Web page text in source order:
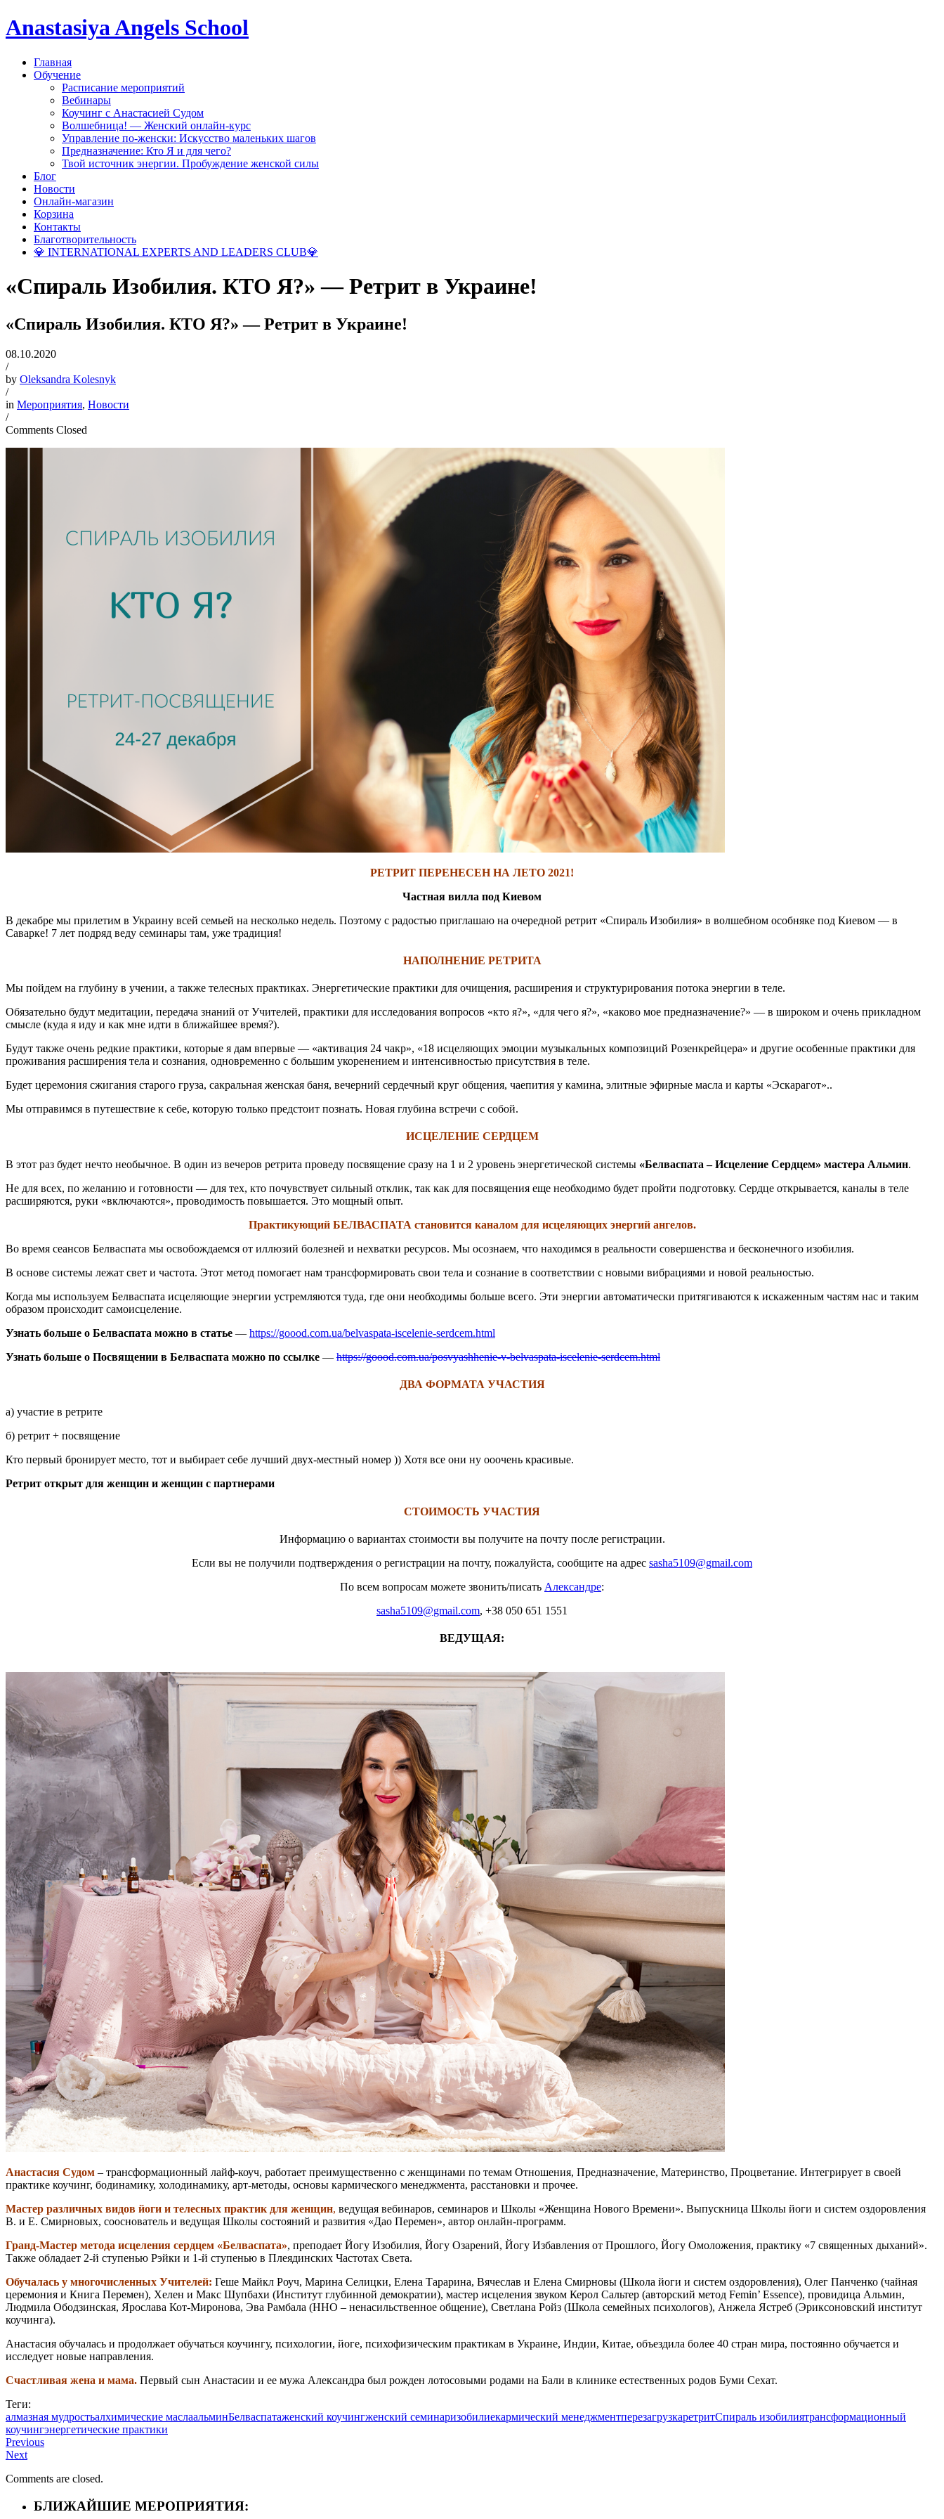
Anastasiya Angels School
Главная
Обучение
Расписание мероприятий
Вебинары
Коучинг с Анастасией Судом
Волшебница! — Женский онлайн-курс
Управление по-женски: Искусство маленьких шагов
Предназначение: Кто Я и для чего?
Твой источник энергии. Пробуждение женской силы
Блог
Новости
Онлайн-магазин
Корзина
Контакты
Благотворительность
💎 INTERNATIONAL EXPERTS AND LEADERS CLUB💎
«Спираль Изобилия. КТО Я?» — Ретрит в Украине!
«Спираль Изобилия. КТО Я?» — Ретрит в Украине!
08.10.2020
/
by Oleksandra Kolesnyk
/
in Мероприятия, Новости
/
Comments Closed
РЕТРИТ ПЕРЕНЕСЕН НА ЛЕТО 2021!
Частная вилла под Киевом
В декабре мы прилетим в Украину всей семьей на несколько недель. Поэтому с радостью приглашаю на очередной ретрит «Спираль Изобилия» в волшебном особняке под Киевом — в
Саварке! 7 лет подряд веду семинары там, уже традиция!
НАПОЛНЕНИЕ РЕТРИТА
Мы пойдем на глубину в учении, а также телесных практиках. Энергетические практики для очищения, расширения и структурирования потока энергии в теле.
Обязательно будут медитации, передача знаний от Учителей, практики для исследования вопросов «кто я?», «для чего я?», «каково мое предназначение?» — в широком и очень прикладном
смысле (куда я иду и как мне идти в ближайшее время?).
Будут также очень редкие практики, которые я дам впервые — «активация 24 чакр», «18 исцеляющих эмоции музыкальных композиций Розенкрейцера» и другие особенные практики для
проживания расширения тела и сознания, одновременно с большим укоренением и интенсивностью присутствия в теле.
Будет церемония сжигания старого груза, сакральная женская баня, вечерний сердечный круг общения, чаепития у камина, элитные эфирные масла и карты «Эскарагот»..
Мы отправимся в путешествие к себе, которую только предстоит познать. Новая глубина встречи с собой.
ИСЦЕЛЕНИЕ СЕРДЦЕМ
В этот раз будет нечто необычное. В один из вечеров ретрита проведу посвящение сразу на 1 и 2 уровень энергетической системы «Белваспата – Исцеление Сердцем» мастера Альмин.
Не для всех, по желанию и готовности — для тех, кто почувствует сильный отклик, так как для посвящения еще необходимо будет пройти подготовку. Сердце открывается, каналы в теле
расширяются, руки «включаются», проводимость повышается. Это мощный опыт.
Практикующий БЕЛВАСПАТА становится каналом для исцеляющих энергий ангелов.
Во время сеансов Белваспата мы освобождаемся от иллюзий болезней и нехватки ресурсов. Мы осознаем, что находимся в реальности совершенства и бесконечного изобилия.
В основе системы лежат свет и частота. Этот метод помогает нам трансформировать свои тела и сознание в соответствии с новыми вибрациями и новой реальностью.
Когда мы используем Белваспата исцеляющие энергии устремляются туда, где они необходимы больше всего. Эти энергии автоматически притягиваются к искаженным частям нас и таким
образом происходит самоисцеление.
Узнать больше о Белваспата можно в статье — https://goood.com.ua/belvaspata-iscelenie-serdcem.html
Узнать больше о Посвящении в Белваспата можно по ссылке — https://goood.com.ua/posvyashhenie-v-belvaspata-iscelenie-serdcem.html
ДВА ФОРМАТА УЧАСТИЯ
а) участие в ретрите
б) ретрит + посвящение
Кто первый бронирует место, тот и выбирает себе лучший двух-местный номер )) Хотя все они ну ооочень красивые.
Ретрит открыт для женщин и женщин с партнерами
СТОИМОСТЬ УЧАСТИЯ
Информацию о вариантах стоимости вы получите на почту после регистрации.
Если вы не получили подтверждения о регистрации на почту, пожалуйста, сообщите на адрес sasha5109@gmail.com
По всем вопросам можете звонить/писать Александре:
sasha5109@gmail.com, +38 050 651 1551
ВЕДУЩАЯ:
Анастасия Судом – трансформационный лайф-коуч, работает преимущественно с женщинами по темам Отношения, Предназначение, Материнство, Процветание. Интегрирует в своей
практике коучинг, бодинамику, холодинамику, арт-методы, основы кармического менеджмента, расстановки и прочее.
Мастер различных видов йоги и телесных практик для женщин, ведущая вебинаров, семинаров и Школы «Женщина Нового Времени». Выпускница Школы йоги и систем оздоровления
В. и Е. Смирновых, сооснователь и ведущая Школы состояний и развития «Дао Перемен», автор онлайн-программ.
Гранд-Мастер метода исцеления сердцем «Белваспата», преподает Йогу Изобилия, Йогу Озарений, Йогу Избавления от Прошлого, Йогу Омоложения, практику «7 священных дыханий».
Также обладает 2-й ступенью Рэйки и 1-й ступенью в Плеядинских Частотах Света.
Обучалась у многочисленных Учителей: Геше Майкл Роуч, Марина Селицки, Елена Тарарина, Вячеслав и Елена Смирновы (Школа йоги и систем оздоровления), Олег Панченко (чайная
церемония и Книга Перемен), Хелен и Макс Шупбахи (Институт глубинной демократии), мастер исцеления звуком Керол Сальтер (авторский метод Femin’ Essence), провидица Альмин,
Людмила Ободзинская, Ярослава Кот-Миронова, Эва Рамбала (ННО – ненасильственное общение), Светлана Ройз (Школа семейных психологов), Анжела Ястреб (Эриксоновский институт
коучинга).
Анастасия обучалась и продолжает обучаться коучингу, психологии, йоге, психофизическим практикам в Украине, Индии, Китае, объездила более 40 стран мира, постоянно обучается и
исследует новые направления.
Счастливая жена и мама. Первый сын Анастасии и ее мужа Александра был рожден лотосовыми родами на Бали в клинике естественных родов Буми Сехат.
Теги:
алмазная мудростьалхимические маслаальминБелваспатаженский коучингженский семинаризобилиекармический менеджментперезагрузкаретритСпираль изобилиятрансформационный
коучингэнергетические практики
Previous
Next
Comments are closed.
БЛИЖАЙШИЕ МЕРОПРИЯТИЯ: